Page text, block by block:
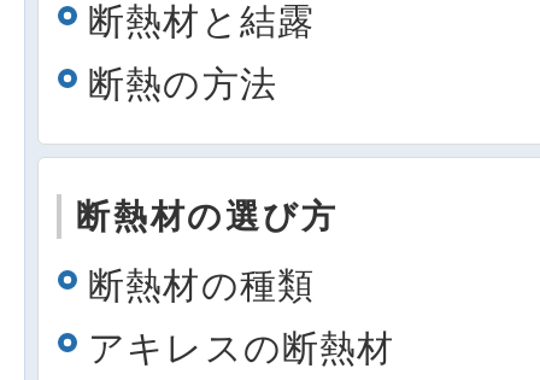
断熱材と結露
断熱の方法
断熱材の選び方
断熱材の種類
アキレスの断熱材